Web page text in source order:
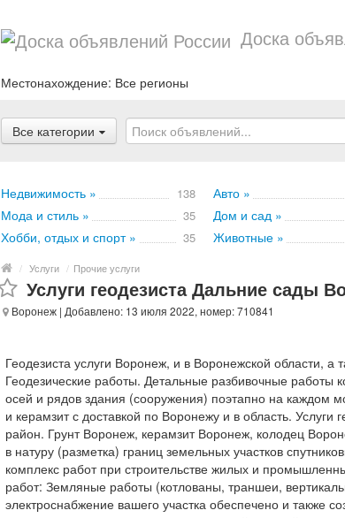
Доска
Местонахождение: Все регионы
Все категории
Недвижимость » 138 Авто »
Мода и стиль » 35 Дом и сад »
Хобби, отдых и спорт » 35 Животные »
/ Услуги / Прочие услуги
Услуги геодезиста Дальние сады
Воронеж | Добавлено: 13 июля 2022, номер: 710841
Геодезиста услуги Воронеж, и в Воронежской области, а
Геодезические работы. Детальные разбивочные
осей и рядов здания (сооружения) поэтапно на каждом
и керамзит с доставкой по Воронежу и в область. Услуги
район. Грунт Воронеж, керамзит Воронеж, колодец
в натуру (разметка) границ земельных участков
комплекс работ при строительстве жилых и
работ: Земляные работы (котлованы, траншеи,
электроснабжение вашего участка обеспечено и также